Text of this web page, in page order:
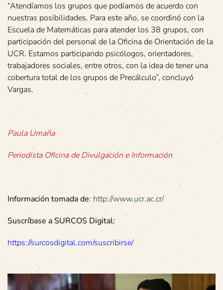
“Atendíamos los grupos que podíamos de acuerdo con
nuestras posibilidades. Para este año, se coordinó con la
Escuela de Matemáticas para atender los 38 grupos, con
participación del personal de la Oficina de Orientación de la
UCR. Estamos participando psicólogos, orientadores,
trabajadores sociales, entre otros, con la idea de tener una
cobertura total de los grupos de Precálculo”, concluyó
Vargas.
Paula Umaña
Periodista Oficina de Divulgación e Información
Información tomada de: http://www.ucr.ac.cr/
Suscríbase a SURCOS Digital:
https://surcosdigital.com/suscribirse/